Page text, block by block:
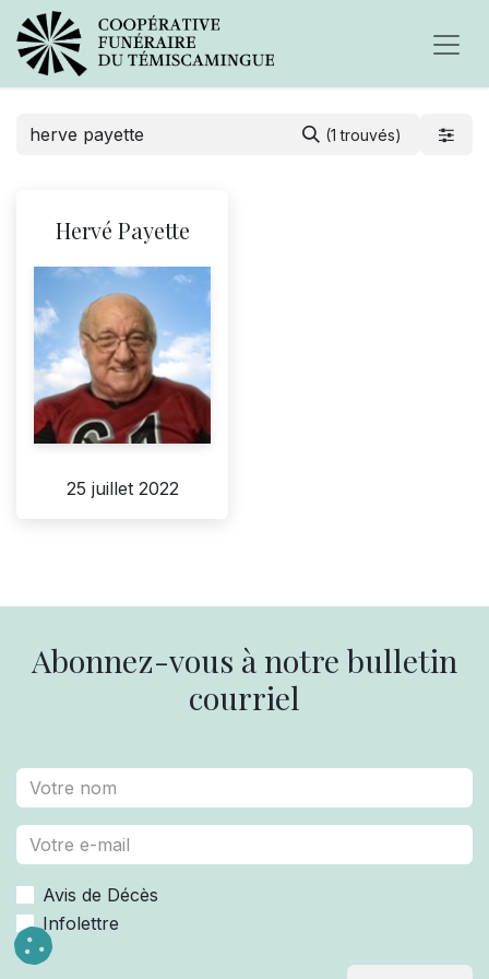
(1 trouvés)
Hervé Payette
25 juillet 2022
Abonnez-vous à notre bulletin
courriel
Avis de Décès
Infolettre